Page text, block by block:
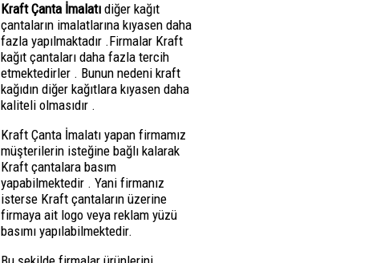
Kraft Çanta İmalatı diğer kağıt
çantaların imalatlarına kıyasen daha
fazla yapılmaktadır .Firmalar Kraft
kağıt çantaları daha fazla tercih
etmektedirler . Bunun nedeni kraft
kağıdın diğer kağıtlara kıyasen daha
kaliteli olmasıdır .
Kraft Çanta İmalatı yapan firmamız
müşterilerin isteğine bağlı kalarak
Kraft çantalara basım
yapabilmektedir . Yani firmanız
isterse Kraft çantaların üzerine
firmaya ait logo veya reklam yüzü
basımı yapılabilmektedir.